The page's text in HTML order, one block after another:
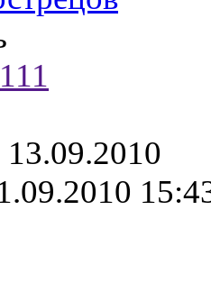
111
13.09.2010